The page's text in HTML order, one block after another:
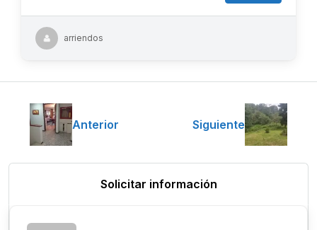
arriendos
Anterior Siguiente
Solicitar información